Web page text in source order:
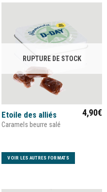
RUPTURE DE STOCK
Etoile des alliés
Caramels beurre salé
4,90€
VOIR LES AUTRES FORMATS